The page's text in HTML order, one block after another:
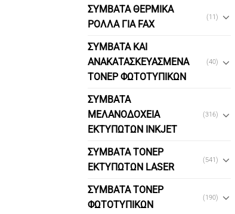
ΣΥΜΒΑΤΑ ΘΕΡΜΙΚΑ
ΡΟΛΛΑ ΓΙΑ FAX
(11)
ΣΥΜΒΑΤΑ ΚΑΙ
ΑΝΑΚΑΤΑΣΚΕΥΑΣΜΕΝΑ
ΤΟΝΕΡ ΦΩΤΟΤΥΠΙΚΩΝ
(40)
ΣΥΜΒΑΤΑ
ΜΕΛΑΝΟΔΟΧΕΙΑ
ΕΚΤΥΠΩΤΩΝ INKJET
(316)
ΣΥΜΒΑΤΑ ΤΟΝΕΡ
ΕΚΤΥΠΩΤΩΝ LASER
(541)
ΣΥΜΒΑΤΑ ΤΟΝΕΡ
ΦΩΤΟΤΥΠΙΚΩΝ
(190)